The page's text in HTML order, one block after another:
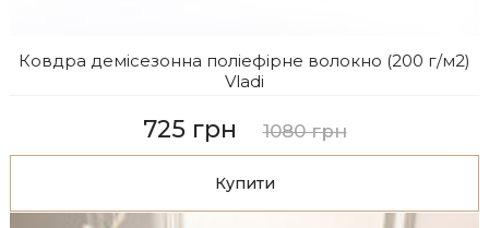
Ковдра демісезонна поліефірне волокно (200 г/м2)
Vladi
725 грн 1080 грн
Купити